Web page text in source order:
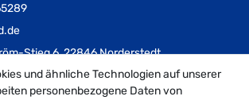
Stieg 6, 22846 Norderstedt
und ähnliche Technologien auf unserer
personenbezogene Daten von